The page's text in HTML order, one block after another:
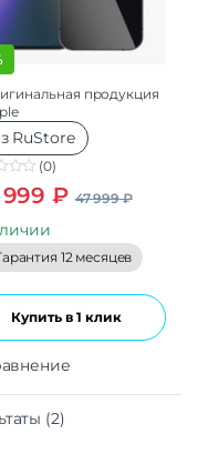
продукция
RuStore
(0)
₽ 47 999₽
12 месяцев
Купить в 1 клик
(2)